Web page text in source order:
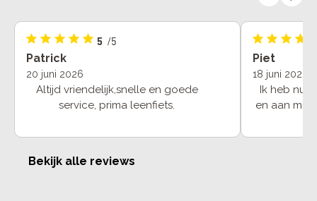
5 /5
Patrick
20 juni 2026
Altijd vriendelijk,snelle en goede
service, prima leenfiets.
Piet
18 juni 2026
Ik heb nu
en aan mijn
kunnen blijven
Bekijk alle reviews